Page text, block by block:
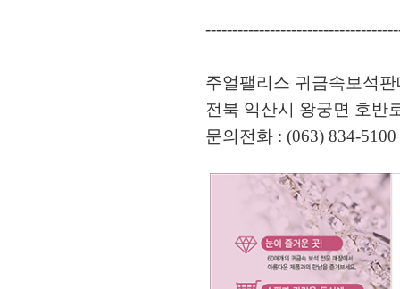
주얼팰리스 귀금속보석
전북 익산시 왕궁면 호반
문의전화 : (063) 834-5100